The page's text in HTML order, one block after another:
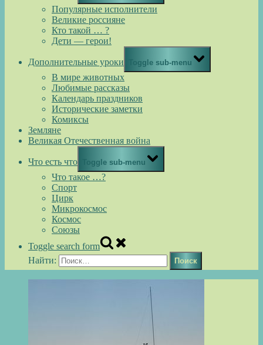
Популярные исполнители
Великие россияне
Кто такой … ?
Дети — герои!
Дополнительные уроки Toggle sub-menu
В мире животных
Любимые рассказы
Календарь праздников
Исторические заметки
Комиксы
Земляне
Великая Отечественная война
Что есть что Toggle sub-menu
Что такое …?
Спорт
Цирк
Микрокосмос
Космос
Союзы
Toggle search form
Найти: